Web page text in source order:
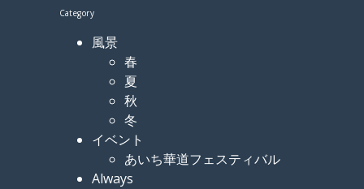
Category
風景
春
夏
秋
冬
イベント
あいち華道フェスティバル
Always